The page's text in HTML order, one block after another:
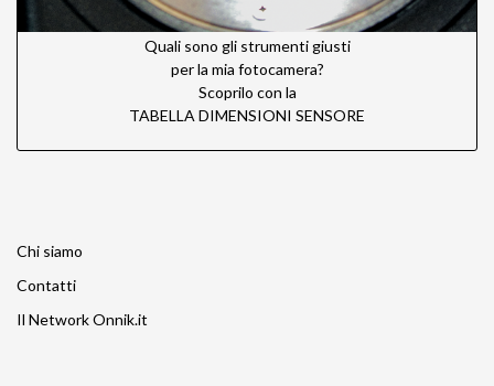
Quali sono gli strumenti giusti
per la mia fotocamera?
Scoprilo con la
TABELLA DIMENSIONI SENSORE
Chi siamo
Contatti
Il Network Onnik.it